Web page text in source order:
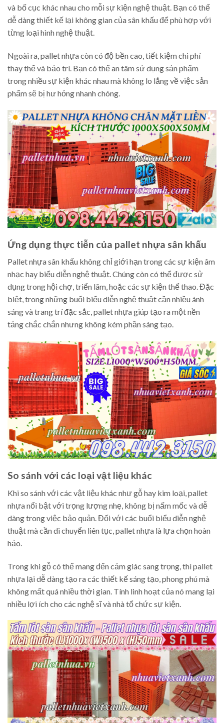
và bố cục khác nhau cho mỗi sự kiện nghệ thuật. Bạn có thể
dễ dàng thiết kế lại không gian của sân khấu để phù hợp với
từng loại hình nghệ thuật.
Ngoài ra, pallet nhựa còn có độ bền cao, tiết kiệm chi phí
thay thế và bảo trì. Bạn có thể an tâm sử dụng sản phẩm
trong nhiều sự kiện khác nhau mà không lo lắng về việc sản
phẩm sẽ bị hư hỏng nhanh chóng.
Ứng dụng thực tiễn của pallet nhựa sân khấu
Pallet nhựa sân khấu không chỉ giới hạn trong các sự kiện âm
nhạc hay biểu diễn nghệ thuật. Chúng còn có thể được sử
dụng trong hội chợ, triển lãm, hoặc các sự kiện thể thao. Đặc
biệt, trong những buổi biểu diễn nghệ thuật cần nhiều ánh
sáng và trang trí đặc sắc, pallet nhựa giúp tạo ra một nền
tảng chắc chắn nhưng không kém phần sáng tạo.
So sánh với các loại vật liệu khác
Khi so sánh với các vật liệu khác như gỗ hay kim loại, pallet
nhựa nổi bật với trọng lượng nhẹ, không bị nấm mốc và dễ
dàng trong việc bảo quản. Đối với các buổi biểu diễn nghệ
thuật mà cần di chuyển liên tục, pallet nhựa là lựa chọn hoàn
hảo.
Trong khi gỗ có thể mang đến cảm giác sang trọng, thì pallet
nhựa lại dễ dàng tạo ra các thiết kế sáng tạo, phong phú mà
không mất quá nhiều thời gian. Tính linh hoạt của nó mang lại
nhiều lợi ích cho các nghệ sĩ và nhà tổ chức sự kiện.